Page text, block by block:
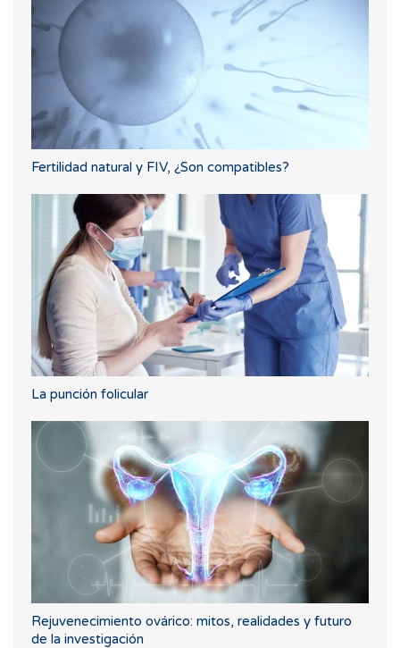
Fertilidad natural y FIV, ¿Son compatibles?
La punción folicular
Rejuvenecimiento ovárico: mitos, realidades y futuro
de la investigación